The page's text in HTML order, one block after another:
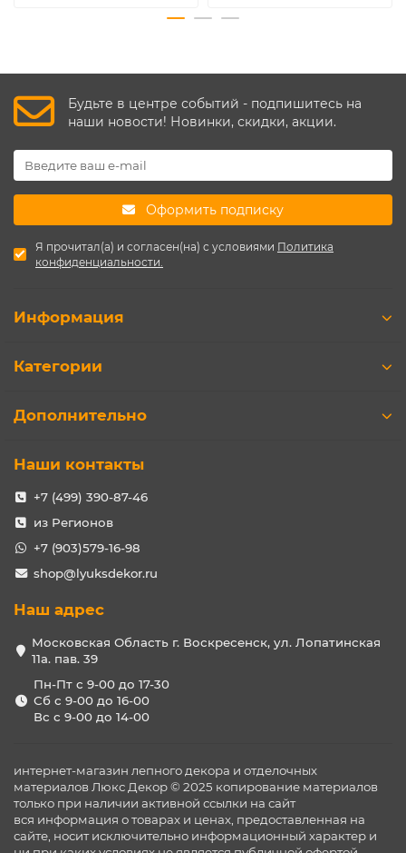
Будьте в центре событий - подпишитесь на
наши новости! Новинки, скидки, акции.
Оформить подписку
Я прочитал(а) и согласен(на) с условиями Политика
конфиденциальности.
Информация
Категории
Дополнительно
Наши контакты
+7 (499) 390-87-46
из Регионов
+7 (903)579-16-98
shop@lyuksdekor.ru
Наш адрес
Московская Область г. Воскресенск, ул. Лопатинская
11а. пав. 39
Пн-Пт с 9-00 до 17-30
Сб с 9-00 до 16-00
Вс с 9-00 до 14-00
интернет-магазин лепного декора и отделочных
материалов Люкс Декор © 2025 копирование материалов
только при наличии активной ссылки на сайт
вся информация о товарах и ценах, предоставленная на
сайте, носит исключительно информационный характер и